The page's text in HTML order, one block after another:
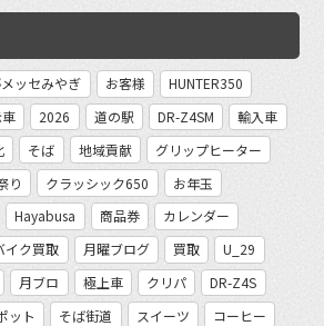
ッセみやぎ お客様
HUNTER350
2026 道の駅 DR-Z4SM
輸入車
そば 地域貢献
グリップヒーター
り クラッシック650
お年玉
Hayabusa 商品券
カレンダー
イク買取 月曜ブログ 買取
U_29
月ブロ 極上車 クリパ
DR-Z4S
ット そば街道 スイーツ
コーヒー